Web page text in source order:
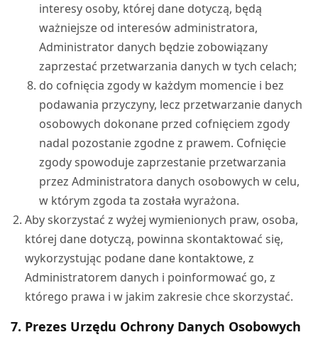
interesy osoby, której dane dotyczą, będą
ważniejsze od interesów administratora,
Administrator danych będzie zobowiązany
zaprzestać przetwarzania danych w tych celach;
do cofnięcia zgody w każdym momencie i bez
podawania przyczyny, lecz przetwarzanie danych
osobowych dokonane przed cofnięciem zgody
nadal pozostanie zgodne z prawem. Cofnięcie
zgody spowoduje zaprzestanie przetwarzania
przez Administratora danych osobowych w celu,
w którym zgoda ta została wyrażona.
Aby skorzystać z wyżej wymienionych praw, osoba,
której dane dotyczą, powinna skontaktować się,
wykorzystując podane dane kontaktowe, z
Administratorem danych i poinformować go, z
którego prawa i w jakim zakresie chce skorzystać.
7. Prezes Urzędu Ochrony Danych Osobowych